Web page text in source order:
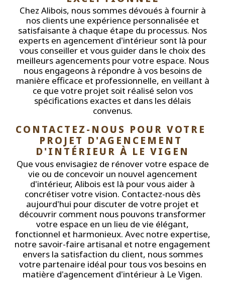
Chez Alibois, nous sommes dévoués à fournir à
nos clients une expérience personnalisée et
satisfaisante à chaque étape du processus. Nos
experts en agencement d'intérieur sont là pour
vous conseiller et vous guider dans le choix des
meilleurs agencements pour votre espace. Nous
nous engageons à répondre à vos besoins de
manière efficace et professionnelle, en veillant à
ce que votre projet soit réalisé selon vos
spécifications exactes et dans les délais
convenus.
CONTACTEZ-NOUS POUR VOTRE
PROJET D'AGENCEMENT
D'INTÉRIEUR À LE VIGEN
Que vous envisagiez de rénover votre espace de
vie ou de concevoir un nouvel agencement
d'intérieur, Alibois est là pour vous aider à
concrétiser votre vision. Contactez-nous dès
aujourd'hui pour discuter de votre projet et
découvrir comment nous pouvons transformer
votre espace en un lieu de vie élégant,
fonctionnel et harmonieux. Avec notre expertise,
notre savoir-faire artisanal et notre engagement
envers la satisfaction du client, nous sommes
votre partenaire idéal pour tous vos besoins en
matière d'agencement d'intérieur à Le Vigen.